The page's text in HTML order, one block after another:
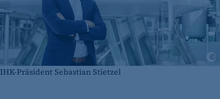
IHK-Präsident Sebastian Stietzel